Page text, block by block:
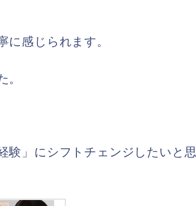
に感じられます。
。
験」にシフトチェンジしたいと思